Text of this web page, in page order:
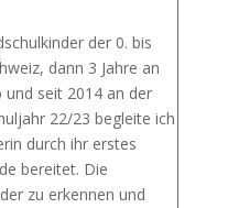
der 0. bis
dann 3 Jahre an
und seit 2014 an der
22/23 begleite ich
durch ihr erstes
bereitet. Die
zu erkennen und